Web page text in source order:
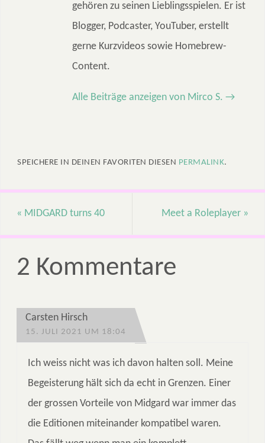
gehören zu seinen Lieblingsspielen. Er ist
Blogger, Podcaster, YouTuber, erstellt
gerne Kurzvideos sowie Homebrew-
Content.
Alle Beiträge anzeigen von Mirco S. →
SPEICHERE IN DEINEN FAVORITEN DIESEN PERMALINK.
« MIDGARD turns 40 Meet a Roleplayer »
2 Kommentare
Carsten Hirsch
15. JULI 2021 UM 18:04
Ich weiss nicht was ich davon halten soll. Meine
Begeisterung hält sich da echt in Grenzen. Einer
der grossen Vorteile von Midgard war immer das
die Editionen miteinander kompatibel waren.